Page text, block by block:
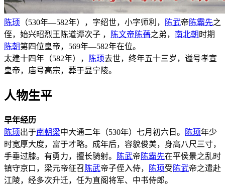
陈顼 （530年—582年），字绍世，小字师利， 陈武帝 陈霸先之
侄，始兴昭烈王陈道谭次子 ，
陈文帝 陈蒨之弟， 南北朝 时期
陈朝第四位皇帝，569年—582年在位。
太建十四年（582年），
陈顼去世，终年五十三岁，谥号孝宣
皇帝，庙号高宗，葬于显宁陵。
人物生平
早年经历
陈顼出于南朝梁中大通二年（530年）七月初六日。 陈顼年少
时宽厚大度，富于才略。成年后，容貌俊美，身高八尺三寸，
手垂过膝。有勇力，擅长骑射。
陈武帝 陈霸先在平侯景之乱时
镇守京口，梁元帝征召 陈武帝子侄入侍， 陈顼受 陈武帝之遣赴
江陵，经多次升迁，任为直阁将军、中书侍郎。